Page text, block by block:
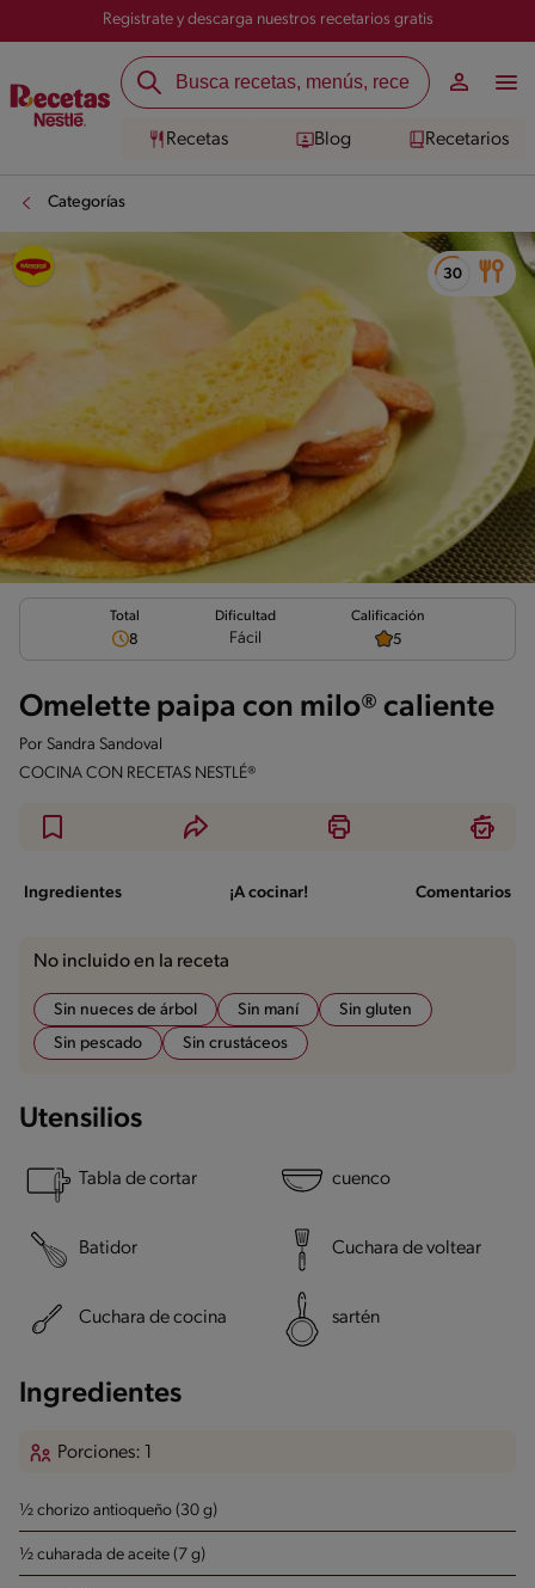
Registrate y descarga nuestros recetarios gratis
Recetas Blog Recetarios
Categorías
Total
8
Dificultad
Fácil
Calificación
5
Omelette paipa con milo® caliente
Por Sandra Sandoval
COCINA CON RECETAS NESTLÉ®
Ingredientes ¡A cocinar! Comentarios
No incluido en la receta
Sin nueces de árbol Sin maní
Sin gluten
Sin pescado
Sin crustáceos
Utensilios
Tabla de cortar cuenco
Batidor Cuchara de voltear
Cuchara de cocina sartén
Ingredientes
Porciones: 1
½ chorizo antioqueño (30 g)
½ cuharada de aceite (7 g)